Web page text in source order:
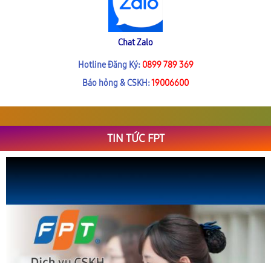
Chat Zalo
Hotline Đăng Ký: 0899 789 369
Báo hỏng & CSKH:19006600
TIN TỨC FPT